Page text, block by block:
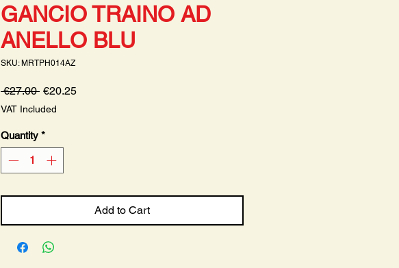
GANCIO TRAINO AD
ANELLO BLU
SKU: MRTPH014AZ
€27.00 Regular
Price
€20.25Sale
VAT Included
Quantity *
Add to Cart